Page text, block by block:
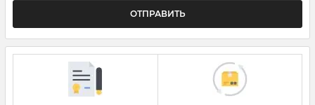
ОТПРАВИТЬ